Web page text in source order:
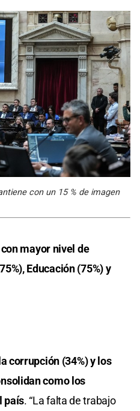
con un 15 % de imagen
mayor nivel de
Educación (75%) y
corrupción (34%) y los
como los
país. “La falta de trabajo